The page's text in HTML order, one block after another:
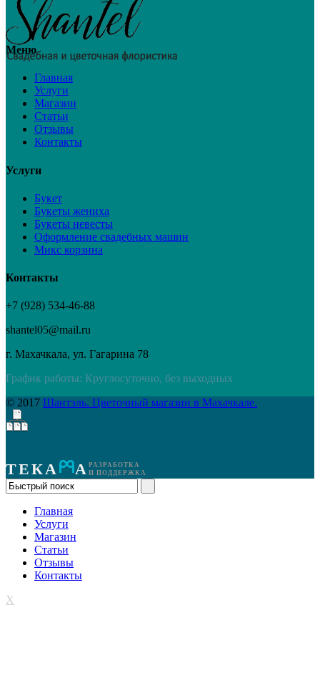
Меню
Главная
Услуги
Магазин
Статьи
Отзывы
Контакты
Услуги
Букет
Букеты жениха
Букеты невесты
Оформление свадебных машин
Микс корзина
Контакты
+7 (928) 534-46-88
shantel05@mail.ru
г. Махачкала, ул. Гагарина 78
График работы: Круглосуточно, без выходных
© 2017 Шантэль. Цветочный магазин в Махачкале.
ТЕКА А РАЗРАБОТКА
И ПОДДЕРЖКА
Главная
Услуги
Магазин
Статьи
Отзывы
Контакты
X